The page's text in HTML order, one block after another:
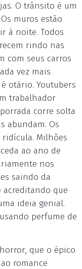
O trânsito é um
muros estão
à noite. Todos
rindo nas
com seus carros
vez mais
otário. Youtubers
trabalhador
corre solta
abundam. Os
Milhões
ao ano de
nos
saindo da
acreditando que
ideia genial.
perfume de
que o épico
romance